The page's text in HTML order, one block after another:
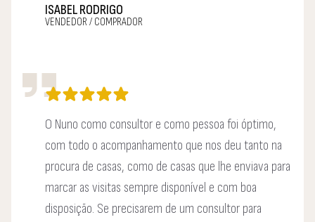
ISABEL RODRIGO
VENDEDOR / COMPRADOR
O Nuno como consultor e como pessoa foi óptimo,
com todo o acompanhamento que nos deu tanto na
procura de casas, como de casas que lhe enviava para
marcar as visitas sempre disponível e com boa
disposição. Se precisarem de um consultor para